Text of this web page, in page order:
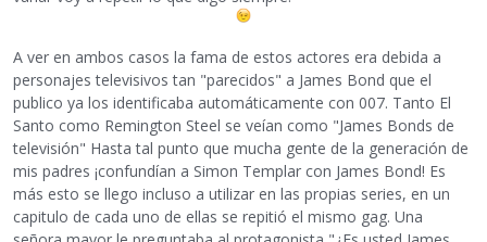
A ver en ambos casos la fama de estos actores era debida a
personajes televisivos tan "parecidos" a James Bond que el
publico ya los identificaba automáticamente con 007. Tanto El
Santo como Remington Steel se veían como "James Bonds de
televisión" Hasta tal punto que mucha gente de la generación de
mis padres ¡confundían a Simon Templar con James Bond! Es
más esto se llego incluso a utilizar en las propias series, en un
capitulo de cada uno de ellas se repitió el mismo gag. Una